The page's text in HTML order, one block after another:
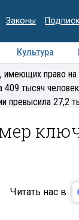
Законы
Культура
имеющих право на
409 тысяч человек
превысила 27,2
Читать нас в